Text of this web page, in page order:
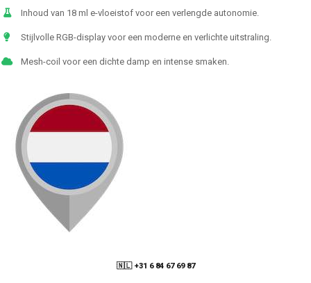
Inhoud van 18 ml e-vloeistof voor een verlengde autonomie.
Stijlvolle RGB-display voor een moderne en verlichte uitstraling.
Mesh-coil voor een dichte damp en intense smaken.
🇳🇱 +31 6 84 67 69 87